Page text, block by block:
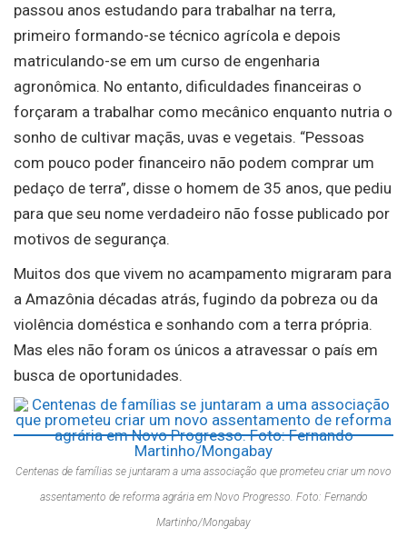
passou anos estudando para trabalhar na terra,
primeiro formando-se técnico agrícola e depois
matriculando-se em um curso de engenharia
agronômica. No entanto, dificuldades financeiras o
forçaram a trabalhar como mecânico enquanto nutria o
sonho de cultivar maçãs, uvas e vegetais. “Pessoas
com pouco poder financeiro não podem comprar um
pedaço de terra”, disse o homem de 35 anos, que pediu
para que seu nome verdadeiro não fosse publicado por
motivos de segurança.
Muitos dos que vivem no acampamento migraram para
a Amazônia décadas atrás, fugindo da pobreza ou da
violência doméstica e sonhando com a terra própria.
Mas eles não foram os únicos a atravessar o país em
busca de oportunidades.
Centenas de famílias se juntaram a uma associação que prometeu criar um novo
assentamento de reforma agrária em Novo Progresso. Foto: Fernando
Martinho/Mongabay